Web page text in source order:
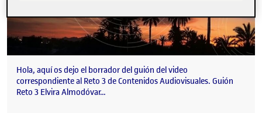
Hola, aquí os dejo el borrador del guión del video
correspondiente al Reto 3 de Contenidos Audiovisuales. Guión
Reto 3 Elvira Almodóvar…